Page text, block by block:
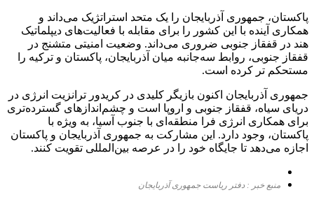
پاکستان، جمهوری آذربایجان را یک متحد استراتژیک می‌داند و
همکاری آینده با این کشور را برای مقابله با فعالیت‌های دیپلماتیک
هند در قفقاز جنوبی ضروری می‌داند. وضعیت امنیتی متشنج در
قفقاز جنوبی، روابط سه‌جانبه میان آذربایجان، پاکستان و ترکیه را
مستحکم تر کرده است.
جمهوری آذربایجان اکنون بازیگر کلیدی در کریدور ترانزیت انرژی در
دریای سیاه، قفقاز جنوبی و اروپا است و چشم‌اندازهای گسترده‌تری
برای همکاری انرژی فرا منطقه‌ای با جنوب آسیا، به ویژه با
پاکستان، وجود دارد. این مشارکت به جمهوری آذربایجان و پاکستان
اجازه می‌دهد تا جایگاه خود را در عرصه بین‌المللی تقویت کنند.
منبع خبر : دفتر ریاست جمهوری آذربایجان